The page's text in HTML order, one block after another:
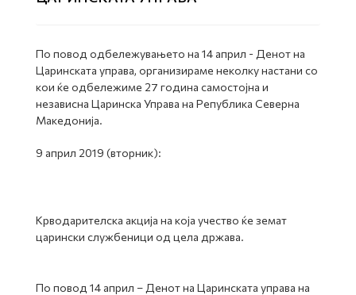
По повод одбележувањето на 14 април - Денот на
Царинската управа, организираме неколку настани со
кои ќе одбележиме 27 година самостојна и
независна Царинска Управа на Република Северна
Македонија.
9 април 2019 (вторник):
Крводарителска акција на која учество ќе земат
царински службеници од цела држава.
По повод 14 април – Денот на Царинската управа на